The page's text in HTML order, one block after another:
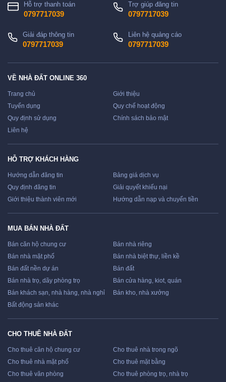
Hỗ trợ thanh toán
0797717039
Trợ giúp đăng tin
0797717039
Giải đáp thông tin
0797717039
Liên hệ quảng cáo
0797717039
VỀ NHÀ ĐẤT ONLINE 360
Trang chủ
Giới thiệu
Tuyển dụng
Quy chế hoạt động
Quy định sử dụng
Chính sách bảo mật
Liên hệ
HỖ TRỢ KHÁCH HÀNG
Hướng dẫn đăng tin
Bảng giá dịch vụ
Quy định đăng tin
Giải quyết khiếu nại
Giới thiệu thành viên mới
Hướng dẫn nạp và chuyển tiền
MUA BÁN NHÀ ĐẤT
Bán căn hộ chung cư
Bán nhà riêng
Bán nhà mặt phố
Bán nhà biệt thự, liền kề
Bán đất nền dự án
Bán đất
Bán nhà trọ, dãy phòng trọ
Bán cửa hàng, kiot, quán
Bán khách sạn, nhà hàng, nhà nghỉ
Bán kho, nhà xưởng
Bất động sản khác
CHO THUÊ NHÀ ĐẤT
Cho thuê căn hộ chung cư
Cho thuê nhà trong ngõ
Cho thuê nhà mặt phố
Cho thuê mặt bằng
Cho thuê văn phòng
Cho thuê phòng trọ, nhà trọ